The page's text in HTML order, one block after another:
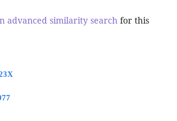
advanced similarity searchfor this